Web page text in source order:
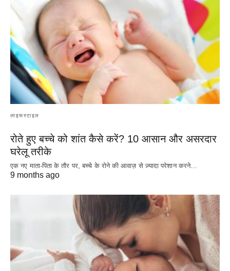
लाइफस्टाइल
रोते हुए बच्चे को शांत कैसे करें? 10 आसान और असरदार
घरेलू तरीके
एक नए माता-पिता के तौर पर, बच्चे के रोने की आवाज़ से ज़्यादा परेशान करने…
9 months ago